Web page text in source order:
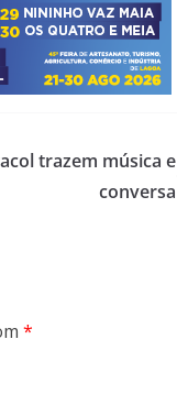
trazem música e
conversa
*